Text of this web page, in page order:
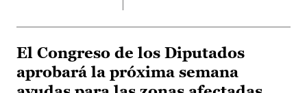
El Congreso de los Diputados
aprobará la próxima semana